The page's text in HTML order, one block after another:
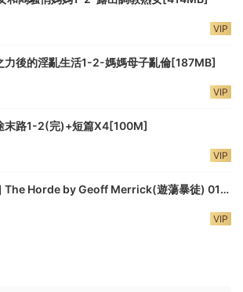
VIP
力後的淫亂生活1-2-媽媽母子亂倫[187MB]
VIP
末路1-2(完)+短篇X4[100M]
VIP
Horde by Geoff Merrick(遊蕩暴徒) 01-
VIP